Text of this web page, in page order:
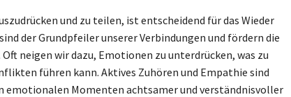
und zu teilen, ist entscheidend für das Wieder
der Grundpfeiler unserer Verbindungen und fördern die
neigen wir dazu, Emotionen zu unterdrücken, was zu
führen kann. Aktives Zuhören und Empathie sind
emotionalen Momenten achtsamer und verständnisvoller